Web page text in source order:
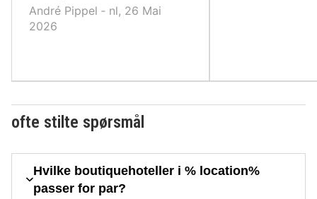
André Pippel ‐ nl, 26 Mai
2026
ofte stilte spørsmål
Hvilke boutiquehoteller i % location%
passer for par?